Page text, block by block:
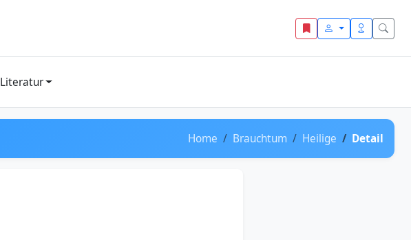
Literatur
Home Brauchtum Heilige Detail